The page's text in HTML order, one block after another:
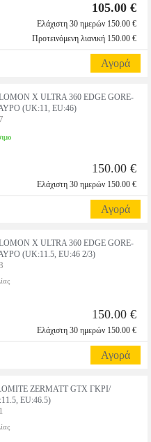
105.00 €
Ελάχιστη 30 ημερών 150.00 €
Προτεινόμενη λιανική 150.00 €
Αγορά
X ULTRA 360 EDGE GORE-
(UK:11, EU:46)
150.00 €
Ελάχιστη 30 ημερών 150.00 €
Αγορά
X ULTRA 360 EDGE GORE-
(UK:11.5, EU:46 2/3)
150.00 €
Ελάχιστη 30 ημερών 150.00 €
Αγορά
ZERMATT GTX ΓΚΡΙ/
EU:46.5)